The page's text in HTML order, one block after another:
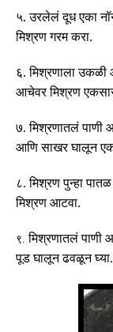
५.उरलेलं दूध एका
मिश्रण गरम करा.
६.मिश्रणाला उकळी
आचेवर मिश्रण
७.मिश्रणातलं पाणी
आणि साखर घालून
८.मिश्रण पुन्हा
मिश्रण आटवा.
९.मिश्रणातलं पाणी
पूड घालून ढवळून घ्या.